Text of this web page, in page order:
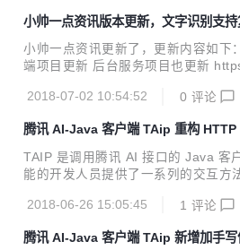
me</groupId>
>4.3.2</version> </dependency>
别】 人脸检测与分析、多...
小帅一点资讯版本更新，文字识别支
小帅一点资讯更新了，更新内容如下
端项目更新 后台服务项目也更新
微信扫一扫
2018-07-02 10:54:52 0 评论
腾讯 AI-Java 客户端 TAip 重构
TAIP 是调用腾讯 AI 接口的 Java 客
能的开发人员提供了一系列的交互方
代码重构、删除之前的HttpUtil代码，
一些限制，接口无法正常使用
2018-06-26 15:05:45 1 评论
腾讯 AI-Java 客户端 TAip 新增加手写